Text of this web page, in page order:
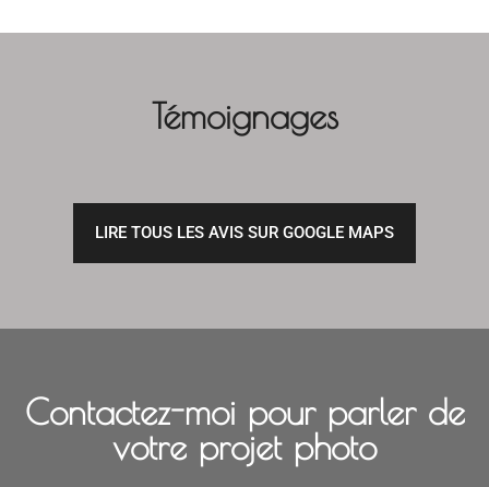
Témoignages
LIRE TOUS LES AVIS SUR GOOGLE MAPS
Contactez-moi pour parler de
votre projet photo